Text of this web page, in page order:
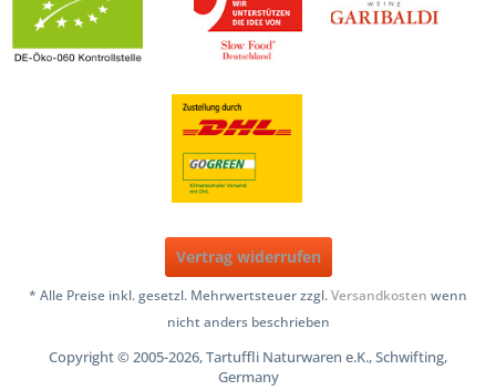
Vertrag widerrufen
* Alle Preise inkl. gesetzl. Mehrwertsteuer zzgl.Versandkosten wenn
nicht anders beschrieben
Copyright © 2005-2026, Tartuffli Naturwaren e.K., Schwifting,
Germany